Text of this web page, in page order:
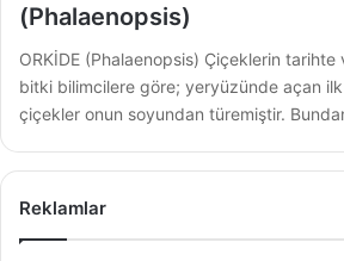
(Phalaenopsis)
ORKİDE (Phalaenopsis) Çiçeklerin tarihte
bitki bilimcilere göre; yeryüzünde açan
çiçekler onun soyundan türemiştir.
Reklamlar